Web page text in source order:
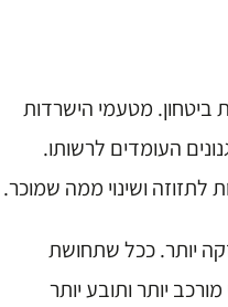
ביטחון. מטעמי הישרדות
העומדים לרשותו.
לתזוזה ושינוי ממה שמוכר.
יותר. ככל שתחושת
יותר ותובע יותר